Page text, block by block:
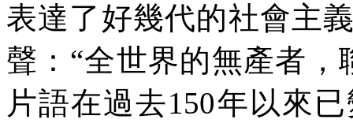
表達了好幾代的社會主
聲：“全世界的無產者
片語在過去150年以來